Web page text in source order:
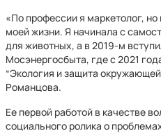
«По профессии я маркетолог,
моей жизни. Я начинала с
для животных, а в 2019-м
Мосэнергосбыта, где с 2021
“Экология и защита
Романцова.
Ее первой работой в качестве
социального ролика о